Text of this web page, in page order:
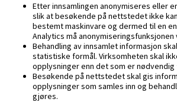
Etter innsamlingen anonymiseres eller
slik at besøkende på nettstedet ikke
bestemt maskinvare og dermed til en
Analytics må
Behandling av innsamlet informasjon
statistiske formål. Virksomheten skal
opplysninger enn det som er
Besøkende på nettstedet skal gis
opplysninger som samles inn og
gjøres.